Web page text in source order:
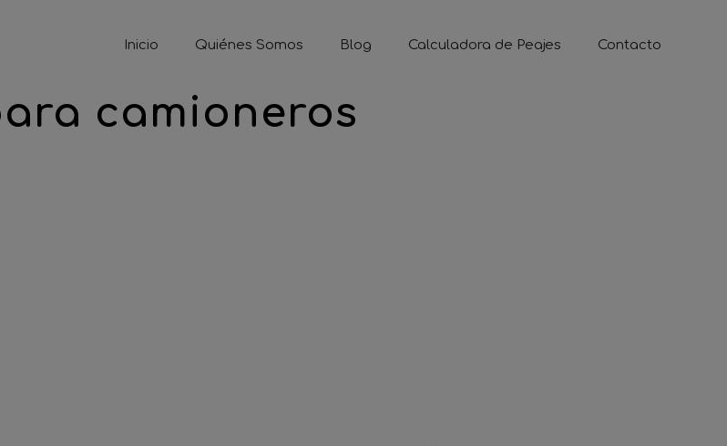
Inicio Quiénes Somos Blog Calculadora de Peajes Contacto
camioneros